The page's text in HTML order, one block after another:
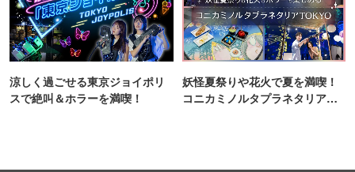
涼しく過ごせる東京ジョイポリ
スで絶叫＆ホラーを満喫！
妖怪夏祭りや花火で夏を満喫！
コニカミノルタプラネタリア